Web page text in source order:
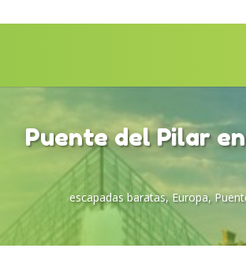
Puente del Pilar
escapadas baratas,Europa,